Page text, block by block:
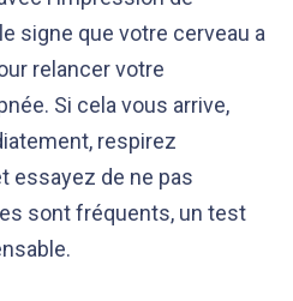
signe que votre cerveau a
relancer votre
Si cela vous arrive,
respirez
essayez de ne pas
sont fréquents, un test